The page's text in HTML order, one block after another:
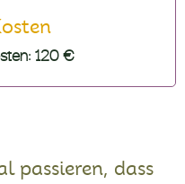
120 €
passieren, dass